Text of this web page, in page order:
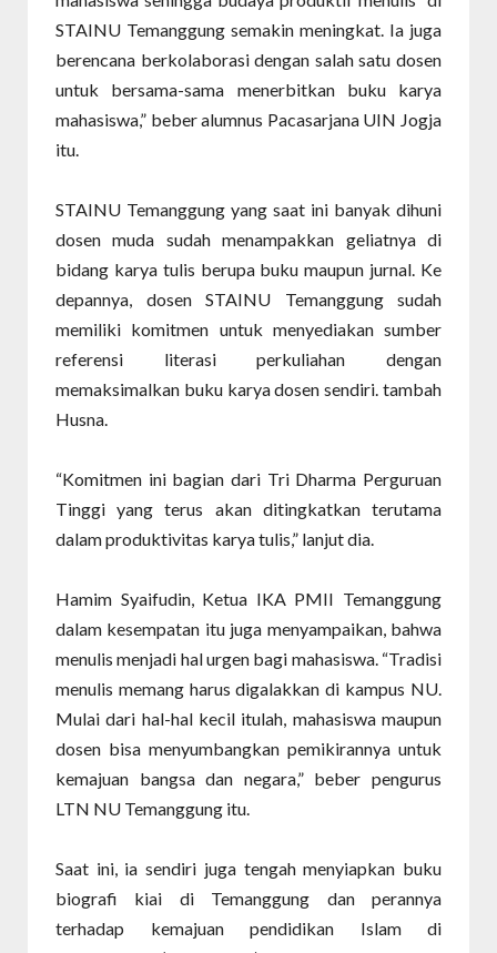
STAINU Temanggung semakin meningkat. Ia juga
berencana berkolaborasi dengan salah satu dosen
untuk bersama-sama menerbitkan buku karya
mahasiswa,” beber alumnus Pacasarjana UIN Jogja
itu.
STAINU Temanggung yang saat ini banyak dihuni
dosen muda sudah menampakkan geliatnya di
bidang karya tulis berupa buku maupun jurnal. Ke
depannya, dosen STAINU Temanggung sudah
memiliki komitmen untuk menyediakan sumber
referensi literasi perkuliahan dengan
memaksimalkan buku karya dosen sendiri. tambah
Husna.
“Komitmen ini bagian dari Tri Dharma Perguruan
Tinggi yang terus akan ditingkatkan terutama
dalam produktivitas karya tulis,” lanjut dia.
Hamim Syaifudin, Ketua IKA PMII Temanggung
dalam kesempatan itu juga menyampaikan, bahwa
menulis menjadi hal urgen bagi mahasiswa. “Tradisi
menulis memang harus digalakkan di kampus NU.
Mulai dari hal-hal kecil itulah, mahasiswa maupun
dosen bisa menyumbangkan pemikirannya untuk
kemajuan bangsa dan negara,” beber pengurus
LTN NU Temanggung itu.
Saat ini, ia sendiri juga tengah menyiapkan buku
biografi kiai di Temanggung dan perannya
terhadap kemajuan pendidikan Islam di